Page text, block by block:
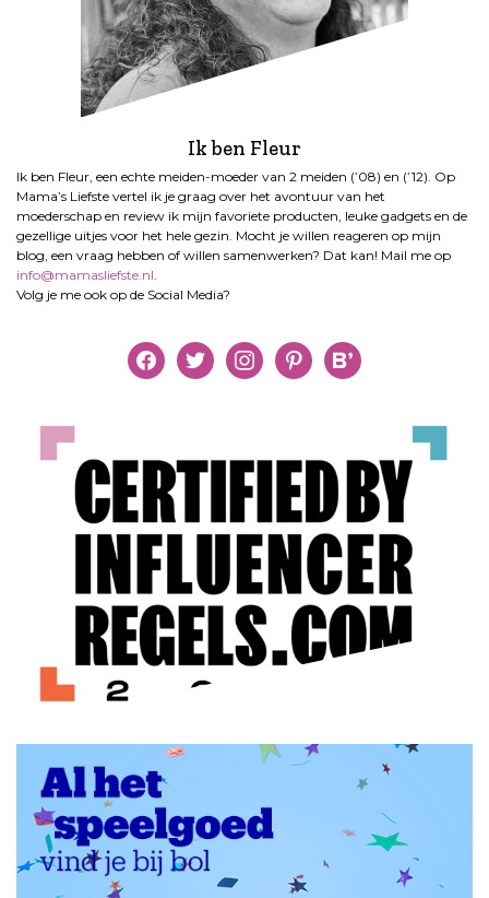
Ik ben Fleur
Ik ben Fleur, een echte meiden-moeder van 2 meiden (’08) en (’12). Op
Mama’s Liefste vertel ik je graag over het avontuur van het
moederschap en review ik mijn favoriete producten, leuke gadgets en de
gezellige uitjes voor het hele gezin. Mocht je willen reageren op mijn
blog, een vraag hebben of willen samenwerken? Dat kan! Mail me op
info@mamasliefste.nl.
Volg je me ook op de Social Media?
facebooktwitter instagrampinterestbloglovin